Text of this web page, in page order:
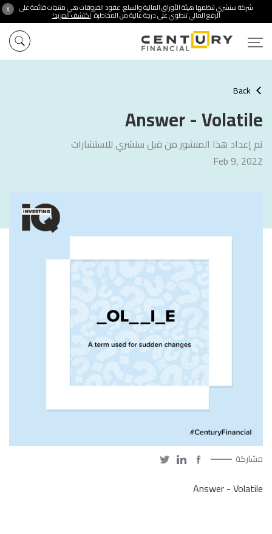
X شركة سنشري تنظمها هيئة الأوراق المالية والسلع. عقود الفروقات هي منتجات قائمة على
الرفع المالي تنطوي على درجة عالية من المخاطرة.اكتشف المزيد!
Back
Answer - Volatile
تم إعداد هذا المنشور من قبل سنشري للاستشارات
Feb 9, 2022
مشاركة
Answer - Volatile